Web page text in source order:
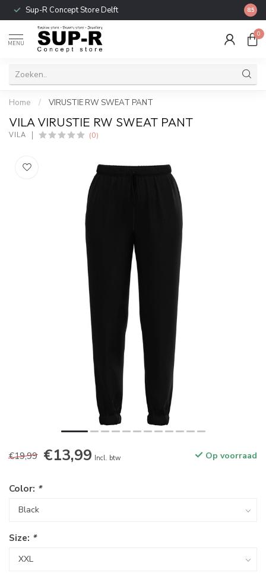
Sup-R Concept Store Delft 8.5
MENU
0
Home / VIRUSTIE RW SWEAT PANT
VILA VIRUSTIE RW SWEAT PANT
VILA (0)
€19,99 €13,99 Incl. btw Op voorraad
Color: *
Size: *